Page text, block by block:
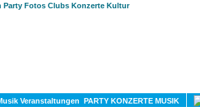
PARTY KONZERTE MUSIK